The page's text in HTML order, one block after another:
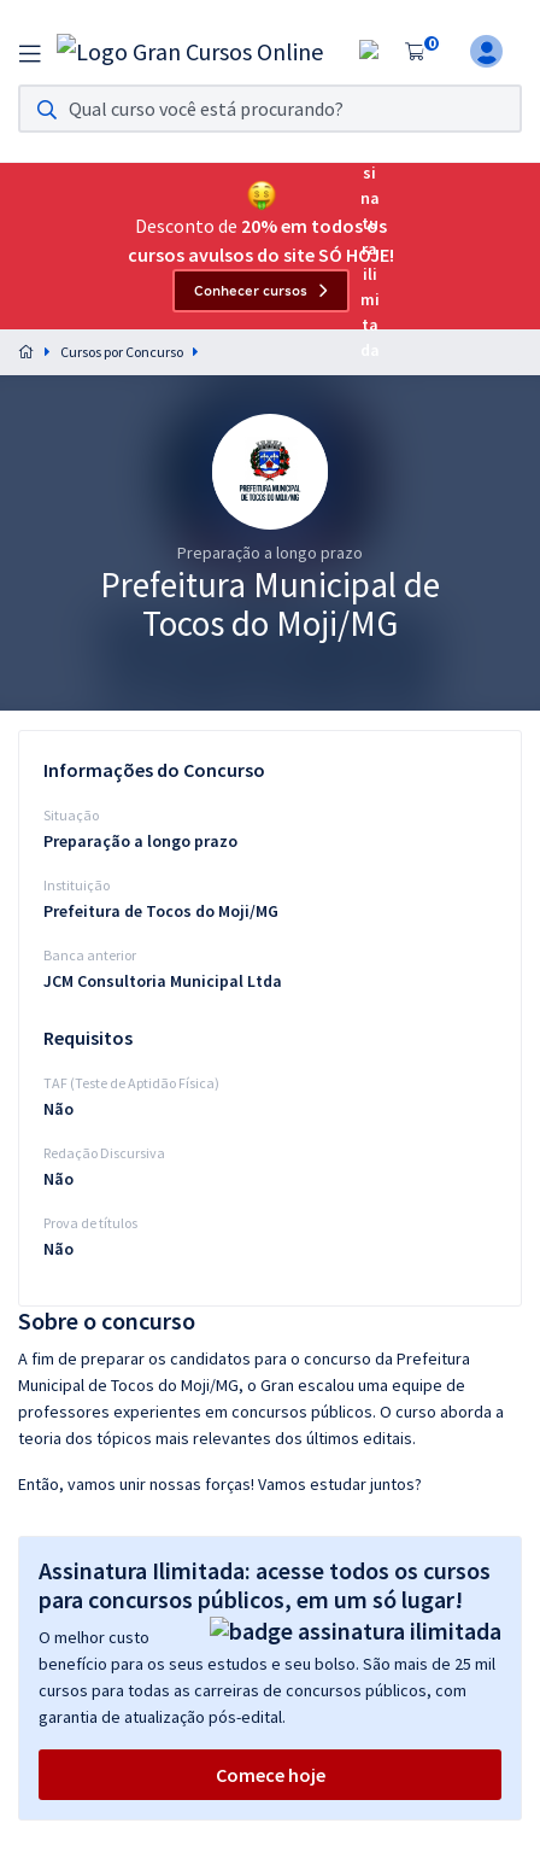
0
Assinatura Ilimitada 11
Acesso a todos os cursos. Teste grátis por 7 dias!
Assinatura OAB Até Passar
Acesso ilimitado a toda preparação para o Exame da
Preparação completa e intensiva para as principais
residências em saúde do Brasil
Conteúdo gratuito
Blog
Desconto de 20% em todos os
cursos avulsos do site SÓ HOJE!
Conhecer cursos
Cursos por Concurso
Preparação a longo prazo
Prefeitura Municipal de
Tocos do Moji/MG
Sobre o concurso
A fim de preparar os candidatos para o concurso da Prefeitura
Municipal de Tocos do Moji/MG, o Gran escalou uma equipe de
professores experientes em concursos públicos. O curso aborda a
teoria dos tópicos mais relevantes dos últimos editais.
Então, vamos unir nossas forças! Vamos estudar juntos?
Assinatura Ilimitada: acesse todos os cursos
para concursos públicos, em um só lugar!
O melhor custo
benefício para os seus estudos e seu bolso. São mais de 25 mil
cursos para todas as carreiras de concursos públicos, com
garantia de atualização pós-edital.
Comece hoje
Informações do Concurso
Situação
Preparação a longo prazo
Instituição
Prefeitura de Tocos do Moji/MG
Banca anterior
JCM Consultoria Municipal Ltda
Requisitos
TAF (Teste de Aptidão Física)
Não
Redação Discursiva
Não
Prova de títulos
Não